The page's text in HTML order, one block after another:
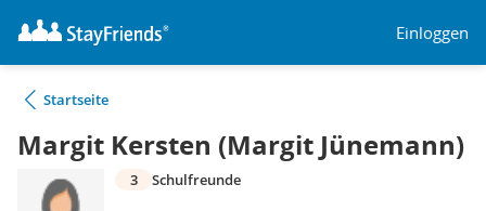
Einloggen
Startseite
Margit Kersten (Margit Jünemann)
3 Schulfreunde